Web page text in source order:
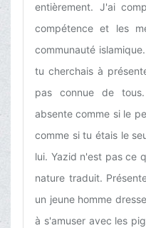
entièrement. J'ai
compétence et les
communauté
tu cherchais à
pas connue de
absente comme si le
comme si tu étais le
lui. Yazid n'est pas ce
nature traduit.
un jeune homme
à s'amuser avec les